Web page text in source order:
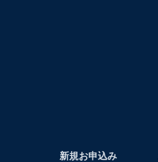
新規お申込み